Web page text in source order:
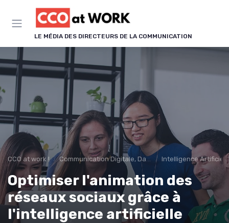
LE MÉDIA DES DIRECTEURS DE LA COMMUNICATION
CCO at work ! Communication Digitale, Data & IA Intelligence
Optimiser l'animation des
réseaux sociaux grâce à
l'intelligence artificielle
Panneau de gestion des cookies